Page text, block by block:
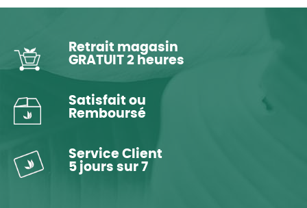
Retrait magasin
GRATUIT 2 heures
Satisfait ou
Remboursé
Service Client
5 jours sur 7